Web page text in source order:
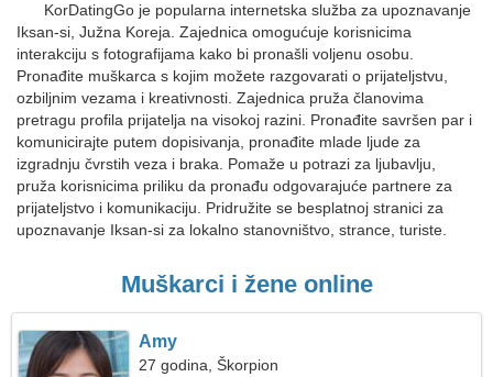
KorDatingGo je popularna internetska služba za upoznavanje
Iksan-si, Južna Koreja. Zajednica omogućuje korisnicima
interakciju s fotografijama kako bi pronašli voljenu osobu.
Pronađite muškarca s kojim možete razgovarati o prijateljstvu,
ozbiljnim vezama i kreativnosti. Zajednica pruža članovima
pretragu profila prijatelja na visokoj razini. Pronađite savršen par i
komunicirajte putem dopisivanja, pronađite mlade ljude za
izgradnju čvrstih veza i braka. Pomaže u potrazi za ljubavlju,
pruža korisnicima priliku da pronađu odgovarajuće partnere za
prijateljstvo i komunikaciju. Pridružite se besplatnoj stranici za
upoznavanje Iksan-si za lokalno stanovništvo, strance, turiste.
Muškarci i žene online
Amy
27 godina, Škorpion